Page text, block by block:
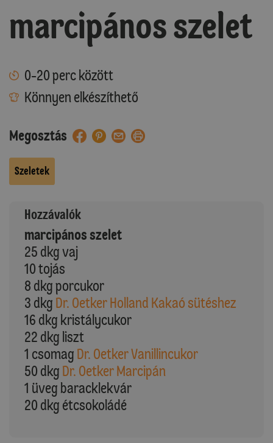
marcipános szelet
0-20 perc között
Könnyen elkészíthető
Megosztás
Szeletek
Hozzávalók
marcipános szelet
25 dkg vaj
10 tojás
8 dkg porcukor
3 dkg Dr. Oetker Holland Kakaó sütéshez
16 dkg kristálycukor
22 dkg liszt
1 csomag Dr. Oetker Vanillincukor
50 dkg Dr. Oetker Marcipán
1 üveg baracklekvár
20 dkg étcsokoládé